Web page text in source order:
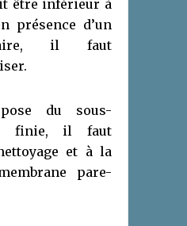
être inférieur à
présence d’un
il faut
du sous-
finie, il faut
et à la
pare-